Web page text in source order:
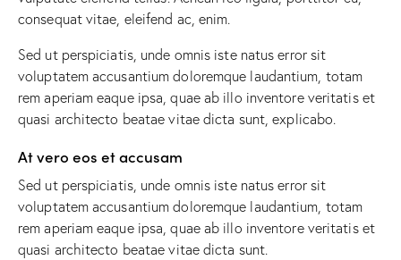
consequat vitae, eleifend ac, enim.
Sed ut perspiciatis, unde omnis iste natus error sit
voluptatem accusantium doloremque laudantium, totam
rem aperiam eaque ipsa, quae ab illo inventore veritatis et
quasi architecto beatae vitae dicta sunt, explicabo.
At vero eos et accusam
Sed ut perspiciatis, unde omnis iste natus error sit
voluptatem accusantium doloremque laudantium, totam
rem aperiam eaque ipsa, quae ab illo inventore veritatis et
quasi architecto beatae vitae dicta sunt.